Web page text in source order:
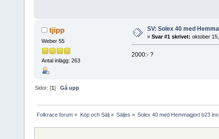
tjipp
Weber 55
Antal inlägg: 263
SV: Solex 40 med
« Svar #1 skrivet: oktober
2000:- ?
Sidor: [1]Gå upp
Folkrace forum » Köp och Sälj» Säljes » Solex 40 med Hemmagjort b23